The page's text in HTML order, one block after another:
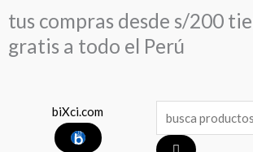
contenido
tus compras desde s/200
gratis a todo el Perú
biXci.com
...